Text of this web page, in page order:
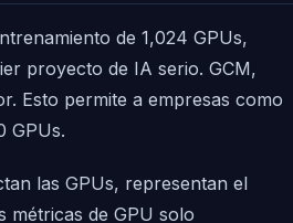
de 1,024 GPUs,
proyecto de IA serio. GCM,
Esto permite a empresas como
GPUs.
las GPUs, representan el
métricas de GPU solo